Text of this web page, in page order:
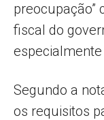
preocupação”
fiscal do
Segundo a
os requisitos